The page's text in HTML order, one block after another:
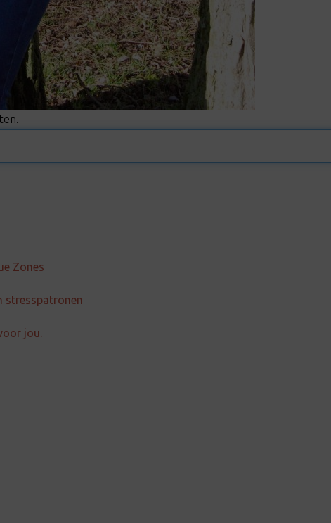
Zones
stresspatronen
jou.